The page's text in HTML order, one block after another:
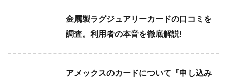
金属製ラグジュアリーカードの口コミを
調査。利用者の本音を徹底解説!
アメックスのカードについて『申し込み